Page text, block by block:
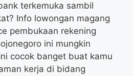
terkemuka sambil
Info lowongan magang
pembukaan rekening
ini mungkin
cocok banget buat kamu
kerja di bidang